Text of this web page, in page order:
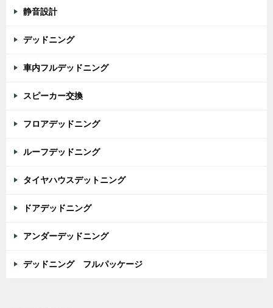
静音設計
デッドニング
車内フルデッドニング
スピーカー交換
フロアデッドニング
ルーフデッドニング
タイヤハウスデットニング
ドアデッドニング
アンダーデッドニング
デッドニング フルパッケージ